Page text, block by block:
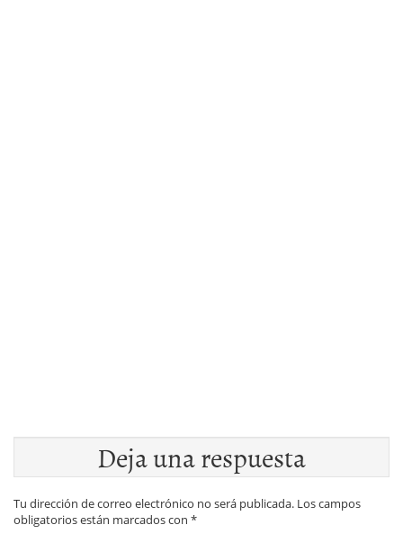
Deja una respuesta
Tu dirección de correo electrónico no será publicada. Los campos
obligatorios están marcados con *